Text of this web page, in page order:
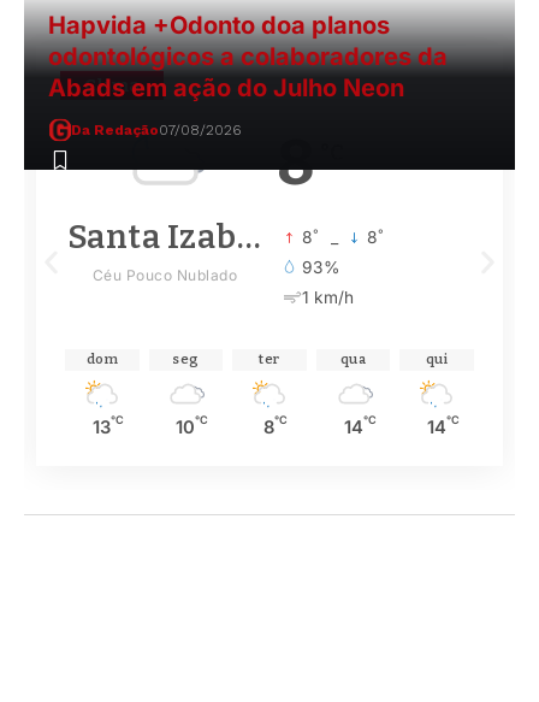
Hapvida +Odonto doa planos
odontológicos a colaboradores da
Abads em ação do Julho Neon
Da Redação07/08/2026
Clima
8
Santa Izabel
Céu Pouco Nublado
8° 8°
93%
1 km/h
dom
13°C
seg
10°C
ter
8°C
qua
14°C
qui
14°C